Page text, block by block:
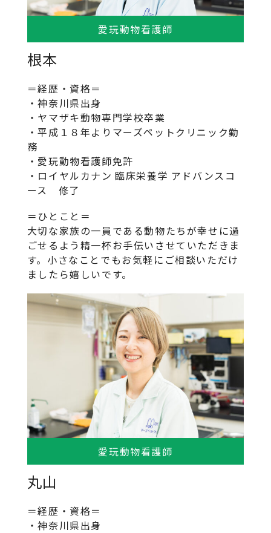
愛玩動物看護師
根本
＝経歴・資格＝
・神奈川県出身
・ヤマザキ動物専門学校卒業
・平成１８年よりマーズペットクリニック勤
務
・愛玩動物看護師免許
・ロイヤルカナン 臨床栄養学 アドバンスコ
ース 修了
＝ひとこと＝
大切な家族の一員である動物たちが幸せに過
ごせるよう精一杯お手伝いさせていただきま
す。小さなことでもお気軽にご相談いただけ
ましたら嬉しいです。
愛玩動物看護師
丸山
＝経歴・資格＝
・神奈川県出身